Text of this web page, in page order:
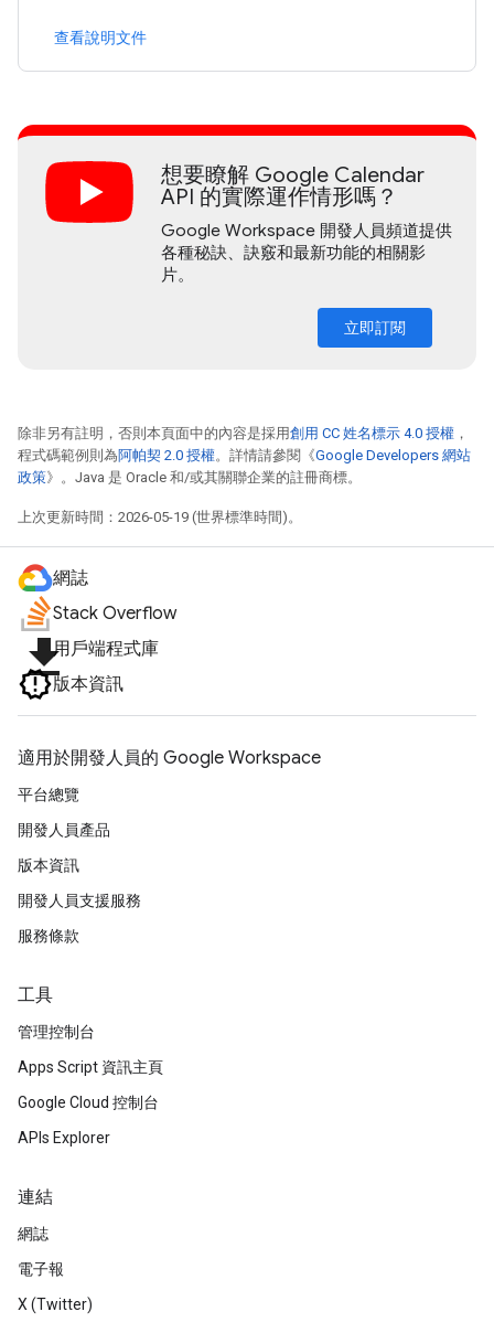
查看說明文件
想要瞭解 Google Calendar
API 的實際運作情形嗎？
Google Workspace 開發人員頻道提供
各種秘訣、訣竅和最新功能的相關影
片。
立即訂閱
除非另有註明，否則本頁面中的內容是採用創用 CC 姓名標示 4.0 授權 ，
程式碼範例則為阿帕契 2.0 授權。詳情請參閱《Google Developers 網站
政策》。Java 是 Oracle 和/或其關聯企業的註冊商標。
上次更新時間：2026-05-19 (世界標準時間)。
網誌
Stack Overflow
file_download用戶端程式庫
版本資訊
適用於開發人員的 Google Workspace
平台總覽
開發人員產品
版本資訊
開發人員支援服務
服務條款
工具
管理控制台
Apps Script 資訊主頁
Google Cloud 控制台
APIs Explorer
連結
網誌
電子報
X (Twitter)